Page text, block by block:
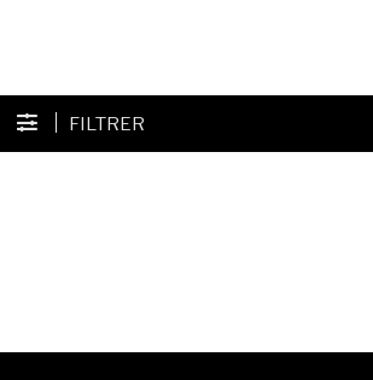
FILTRER